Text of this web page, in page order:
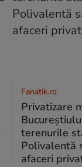
Fanatik.ro
Privatizare
terenurile
Polivalentă
afaceri